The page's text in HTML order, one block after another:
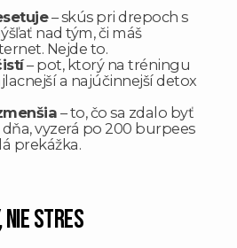
– skús pri drepoch s
nad tým, či máš
Nejde to.
– pot, ktorý na tréningu
a najúčinnejší detox
– to, čo sa zdalo byť
vyzerá po 200 burpees
prekážka.
nie stres